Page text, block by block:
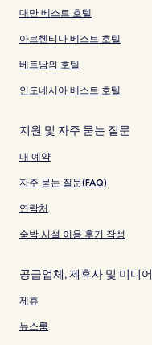
대만 베스트 호텔
아르헨티나 베스트 호텔
베트남의 호텔
인도네시아 베스트 호텔
지원 및 자주 묻는 질문
내 예약
자주 묻는 질문(FAQ)
연락처
숙박 시설 이용 후기 작성
공급업체, 제휴사 및 미디어
제휴
뉴스룸